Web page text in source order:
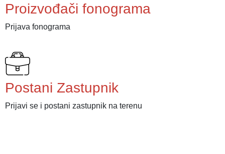
Proizvođači fonograma
Prijava fonograma
Postani Zastupnik
Prijavi se i postani zastupnik na terenu